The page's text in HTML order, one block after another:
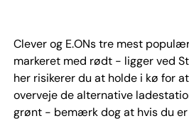
Clever og E.ONs tre mest
markeret med rødt - ligger ved
her risikerer du at holde i kø for
overveje de alternative
grønt - bemærk dog at hvis du